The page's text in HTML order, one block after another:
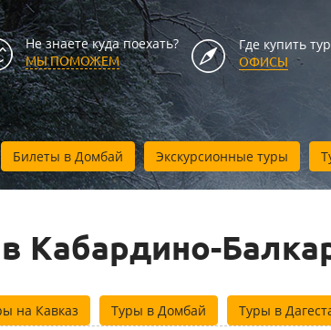
Не знаете куда поехать?
МЫ ПОМОЖЕМ
Где купить тур
ОФИСЫ
Билеты в Домбай Экскурсионные туры
Кабардино-
на Кавказ Туры в Домбай Туры в